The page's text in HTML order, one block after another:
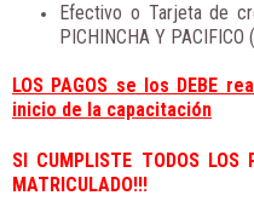
Efectivo o Tarjeta de
PICHINCHA Y
LOS PAGOS se los DEBE
inicio de la capacitación
SI CUMPLISTE TODOS LOS
MATRICULADO!!!